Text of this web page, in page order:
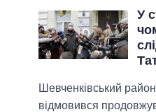
У
Шевченківський
відмовився